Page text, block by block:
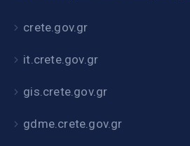
crete.gov.gr
it.crete.gov.gr
gis.crete.gov.gr
gdme.crete.gov.gr